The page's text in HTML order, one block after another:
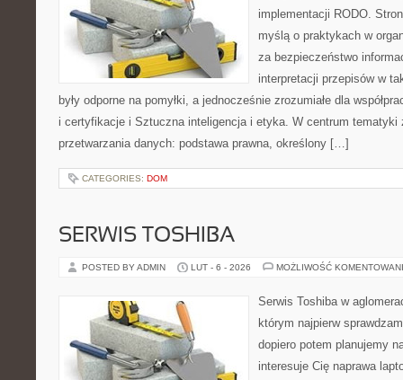
implementacji RODO.
myślą o praktykach w
za bezpieczeństwo
interpretacji przepisów w
były odporne na pomyłki, a jednocześnie zrozumiałe dla
i certyfikacje i Sztuczna inteligencja i etyka. W centrum tematyki
przetwarzania danych: podstawa prawna, określony […]
CATEGORIES: DOM
SERWIS TOSHIBA
POSTED BY ADMIN LUT - 6 - 2026 MOŻLIWOŚĆ
Serwis Toshiba w
którym najpierw
dopiero potem planujemy
interesuje Cię naprawa